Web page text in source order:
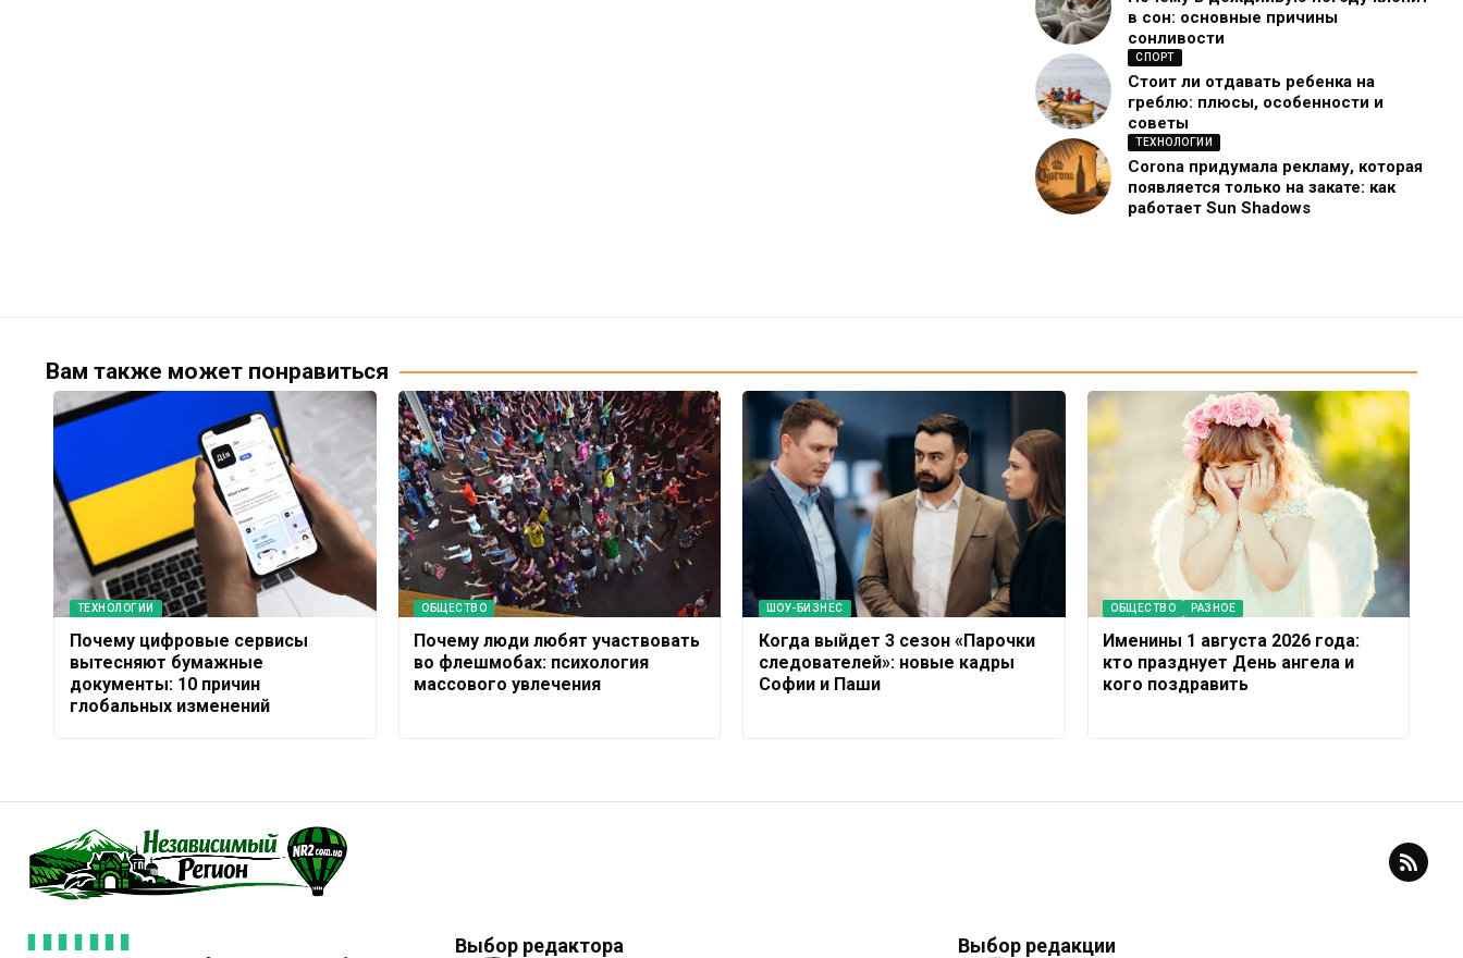
в сон: основные причины
сонливости
СПОРТ
Стоит ли отдавать ребенка на
греблю: плюсы, особенности и
советы
ТЕХНОЛОГИИ
Corona придумала рекламу, которая
появляется только на закате: как
работает Sun Shadows
Вам также может понравиться
ТЕХНОЛОГИИ
Почему цифровые сервисы
вытесняют бумажные
документы: 10 причин
глобальных изменений
ОБЩЕСТВО
Почему люди любят участвовать
во флешмобах: психология
массового увлечения
ШОУ-БИЗНЕС
Когда выйдет 3 сезон «Парочки
следователей»: новые кадры
Софии и Паши
ОБЩЕСТВО РАЗНОЕ
Именины 1 августа 2026 года:
кто празднует День ангела и
кого поздравить
Выбор редактора Выбор редакции